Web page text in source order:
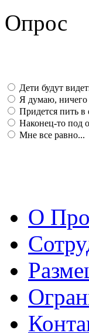
Опрос
Дети будут
Я думаю, ничего
Придется пить в
Наконец-то под
Мне все равно...
О